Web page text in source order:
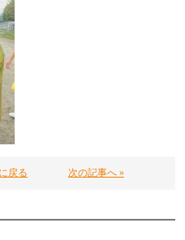
戻る 次の記事へ »